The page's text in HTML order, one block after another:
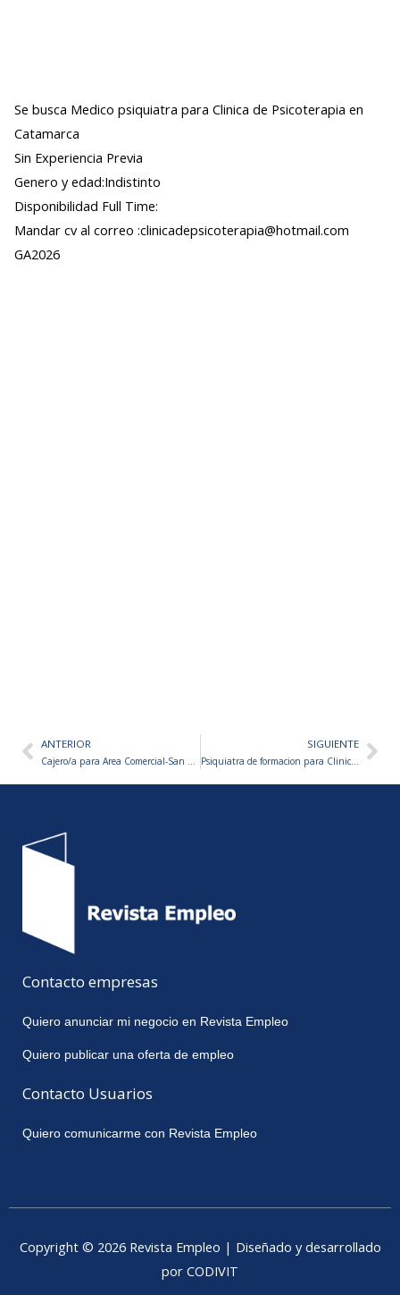
Se busca Medico psiquiatra para Clinica de Psicoterapia en
Catamarca
Sin Experiencia Previa
Genero y edad:Indistinto
Disponibilidad Full Time:
Mandar cv al correo :clinicadepsicoterapia@hotmail.com
GA2026
AntANTERIOR SIGUIENTE
Psiquiatra de formacion para Clinica de Psicoterapia – Catamarca
Contacto empresas
Quiero anunciar mi negocio en Revista Empleo
Quiero publicar una oferta de empleo
Contacto Usuarios
Quiero comunicarme con Revista Empleo
Copyright © 2026 Revista Empleo | Diseñado y desarrollado
por CODIVIT